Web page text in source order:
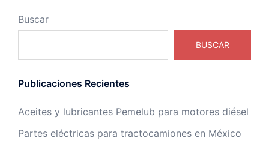
Buscar
BUSCAR
Publicaciones Recientes
Aceites y lubricantes Pemelub para motores diésel
Partes eléctricas para tractocamiones en México